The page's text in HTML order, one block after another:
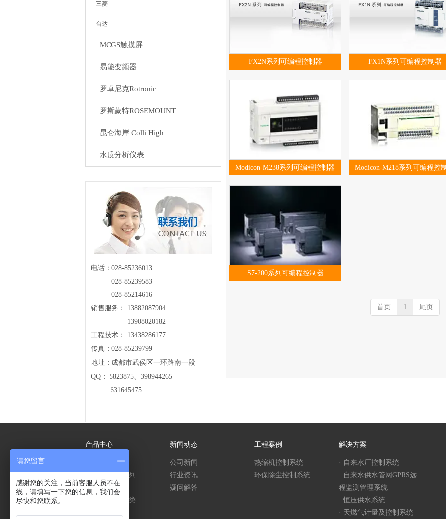
三菱
台达
MCGS触摸屏
易能变频器
罗卓尼克Rotronic
罗斯蒙特ROSEMOUNT
昆仑海岸 Colli High
水质分析仪表
电话：028-85236013
028-85239583
028-85214616
销售服务： 13882087904
13908020182
工程技术： 13438286177
传真：028-85239799
地址：成都市武侯区一环路南一段
QQ： 5823875、398944265
631645475
FX2N系列可编程控制器 FX1N系列可编程控制器
Modicon-M238系列可编程控制器 Modicon-M218系列可编程控
S7-200系列可编程控制器
首页 1 尾页
产品中心
压力测量系列
温度/温湿度系列
物位测量系列
传感器/变送器类
新闻动态
公司新闻
行业资讯
疑问解答
工程案例
热缩机控制系统
环保除尘控制系统
解决方案
· 自来水厂控制系统
· 自来水供水管网GPRS远
程监测管理系统
· 恒压供水系统
· 天燃气计量及控制系统
请您留言
感谢您的关注，当前客服人员不在
线，请填写一下您的信息，我们会
尽快和您联系。